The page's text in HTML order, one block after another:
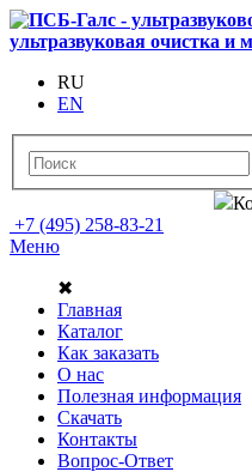
RU
EN
+7 (495) 258-83-21
Меню
✖
Главная
Каталог
Как заказать
О нас
Полезная информация
Скачать
Контакты
Вопрос-Ответ